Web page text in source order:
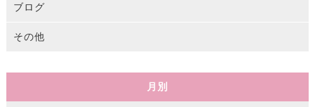
ブログ
その他
月別